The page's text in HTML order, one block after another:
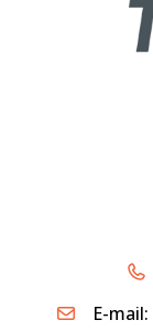
E-mail: